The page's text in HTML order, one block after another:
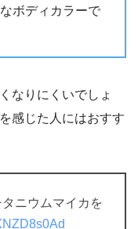
ボディカラーで
なりにくいでしょ
感じた人にはおすす
ニウムマイカを